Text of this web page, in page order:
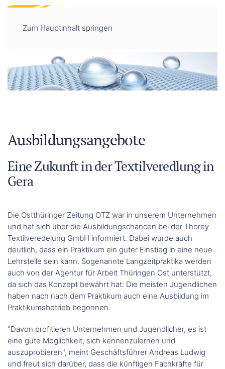
Zum Hauptinhalt springen
Ausbildungsangebote
Eine Zukunft in der Textilveredlung in
Gera
Die Ostthüringer Zeitung OTZ war in unserem Unternehmen
und hat sich über die Ausbildungschancen bei der Thorey
Textilveredelung GmbH informiert. Dabei wurde auch
deutlich, dass ein Praktikum ein guter Einstieg in eine neue
Lehrstelle sein kann. Sogenannte Langzeitpraktika werden
auch von der Agentur für Arbeit Thüringen Ost unterstützt,
da sich das Konzept bewährt hat: Die meisten Jugendlichen
haben nach nach dem Praktikum auch eine Ausbildung im
Praktikumsbetrieb begonnen.
"Davon profitieren Unternehmen und Jugendlicher, es ist
eine gute Möglichkeit, sich kennenzulernen und
auszuprobieren", meint Geschäftsführer Andreas Ludwig
und freut sich darüber, dass die künftigen Fachkräfte für